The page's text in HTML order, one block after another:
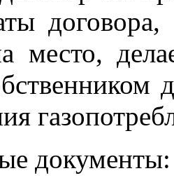
договора,
место,
документы: